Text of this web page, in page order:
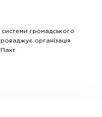
системи громадського
організація
Пакт